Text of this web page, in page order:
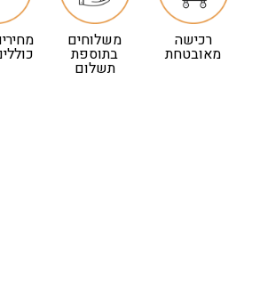
רכישה
מאובטחת
משלוחים
בתוספת
תשלום